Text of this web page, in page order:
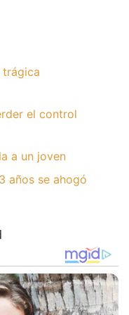
el control
a un joven
años se ahogó